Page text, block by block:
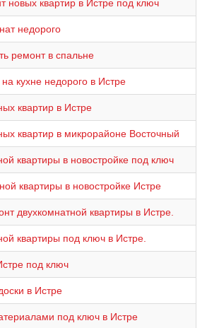
новых квартир в Истре под ключ
недорого
ремонт в спальне
кухне недорого в Истре
квартир в Истре
квартир в микрорайоне Восточный
квартиры в новостройке под ключ
квартиры в новостройке Истре
двухкомнатной квартиры в Истре.
квартиры под ключ в Истре.
под ключ
в Истре
под ключ в Истре